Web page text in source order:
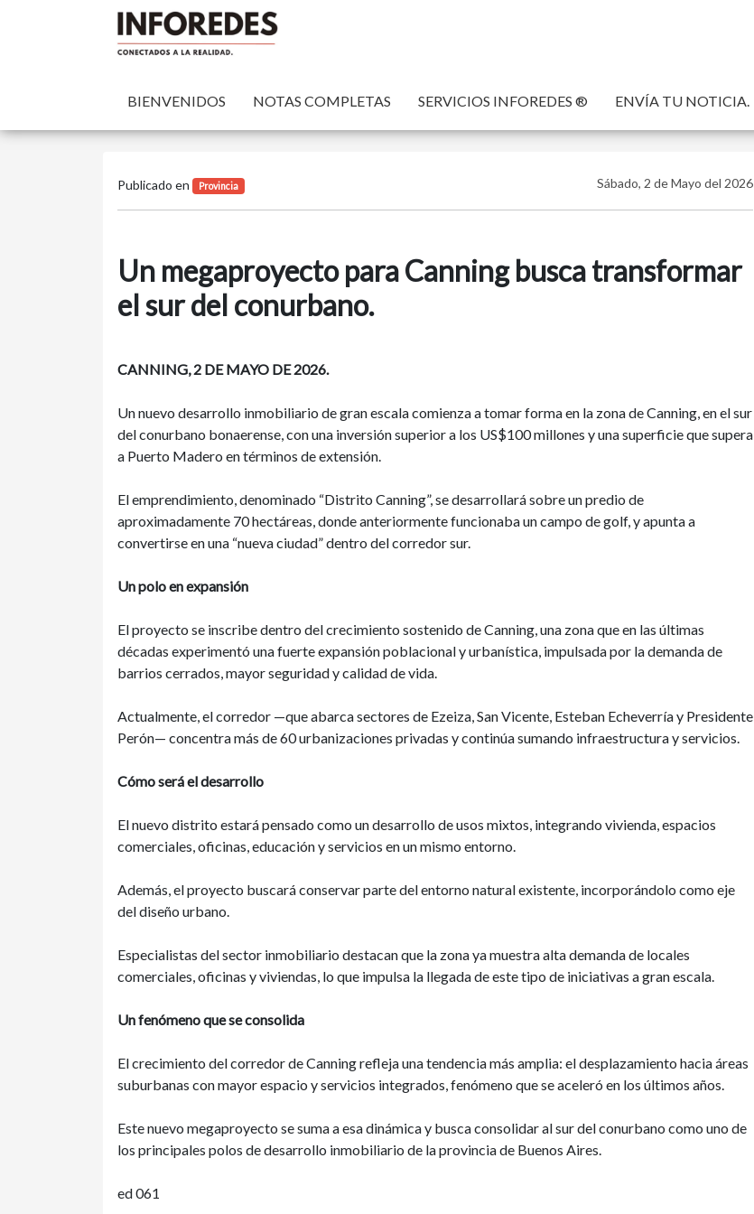
BIENVENIDOS NOTAS COMPLETAS SERVICIOS INFOREDES ® ENVÍA TU NOTICIA.
Publicado en Provincia Sábado, 2 de Mayo del 2026
Un megaproyecto para Canning busca transformar
el sur del conurbano.
CANNING, 2 DE MAYO DE 2026.
Un nuevo desarrollo inmobiliario de gran escala comienza a tomar forma en la zona de Canning, en el sur
del conurbano bonaerense, con una inversión superior a los US$100 millones y una superficie que supera
a Puerto Madero en términos de extensión.
El emprendimiento, denominado “Distrito Canning”, se desarrollará sobre un predio de
aproximadamente 70 hectáreas, donde anteriormente funcionaba un campo de golf, y apunta a
convertirse en una “nueva ciudad” dentro del corredor sur.
Un polo en expansión
El proyecto se inscribe dentro del crecimiento sostenido de Canning, una zona que en las últimas
décadas experimentó una fuerte expansión poblacional y urbanística, impulsada por la demanda de
barrios cerrados, mayor seguridad y calidad de vida.
Actualmente, el corredor —que abarca sectores de Ezeiza, San Vicente, Esteban Echeverría y Presidente
Perón— concentra más de 60 urbanizaciones privadas y continúa sumando infraestructura y servicios.
Cómo será el desarrollo
El nuevo distrito estará pensado como un desarrollo de usos mixtos, integrando vivienda, espacios
comerciales, oficinas, educación y servicios en un mismo entorno.
Además, el proyecto buscará conservar parte del entorno natural existente, incorporándolo como eje
del diseño urbano.
Especialistas del sector inmobiliario destacan que la zona ya muestra alta demanda de locales
comerciales, oficinas y viviendas, lo que impulsa la llegada de este tipo de iniciativas a gran escala.
Un fenómeno que se consolida
El crecimiento del corredor de Canning refleja una tendencia más amplia: el desplazamiento hacia áreas
suburbanas con mayor espacio y servicios integrados, fenómeno que se aceleró en los últimos años.
Este nuevo megaproyecto se suma a esa dinámica y busca consolidar al sur del conurbano como uno de
los principales polos de desarrollo inmobiliario de la provincia de Buenos Aires.
ed 061